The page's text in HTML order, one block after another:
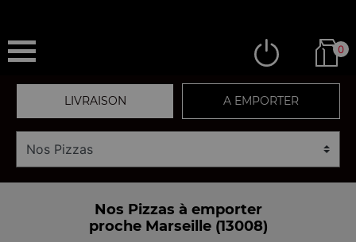
0
LIVRAISON A EMPORTER
Nos Pizzas à emporter
proche Marseille (13008)